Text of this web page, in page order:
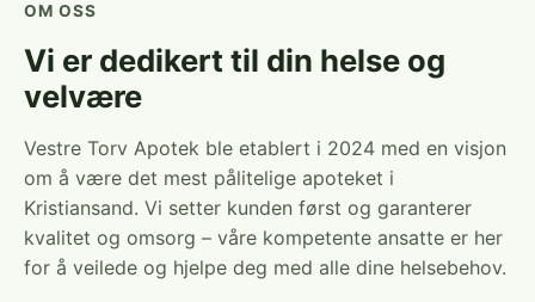
OM OSS
Vi er dedikert til din helse og
velvære
Vestre Torv Apotek ble etablert i 2024 med en visjon
om å være det mest pålitelige apoteket i
Kristiansand. Vi setter kunden først og garanterer
kvalitet og omsorg – våre kompetente ansatte er her
for å veilede og hjelpe deg med alle dine helsebehov.